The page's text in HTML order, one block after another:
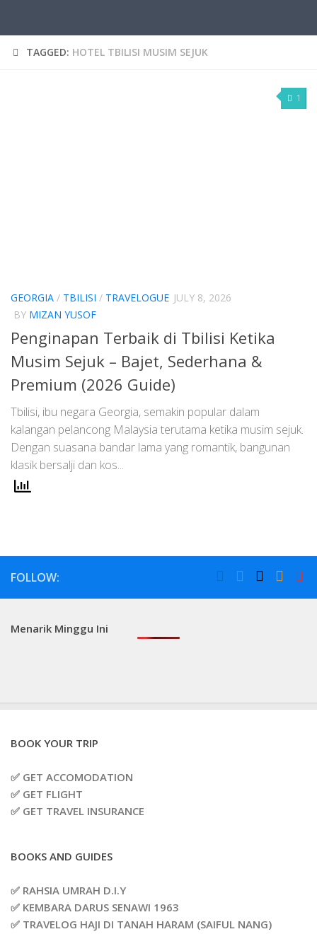
TAGGED: HOTEL TBILISI MUSIM SEJUK
1
GEORGIA / TBILISI / TRAVELOGUE JULY 8, 2026
BY MIZAN YUSOF
Penginapan Terbaik di Tbilisi Ketika
Musim Sejuk – Bajet, Sederhana &
Premium (2026 Guide)
Tbilisi, ibu negara Georgia, semakin popular dalam
kalangan pelancong Malaysia terutama ketika musim sejuk.
Dengan suasana bandar lama yang romantik, bangunan
klasik bersalji dan kos...
FOLLOW:
Menarik Minggu Ini
BOOK YOUR TRIP
✅ GET ACCOMODATION
✅ GET FLIGHT
✅ GET TRAVEL INSURANCE
BOOKS AND GUIDES
✅ RAHSIA UMRAH D.I.Y
✅ KEMBARA DARUS SENAWI 1963
✅ TRAVELOG HAJI DI TANAH HARAM (SAIFUL NANG)